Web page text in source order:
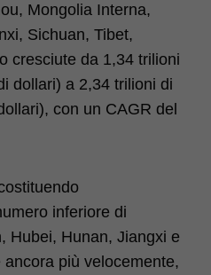
Mongolia Interna,
Sichuan, Tibet,
cresciute da 1,34 trilioni
dollari) a 2,34 trilioni di
con un CAGR del
inferiore di
Hubei, Hunan, Jiangxi e
più velocemente,